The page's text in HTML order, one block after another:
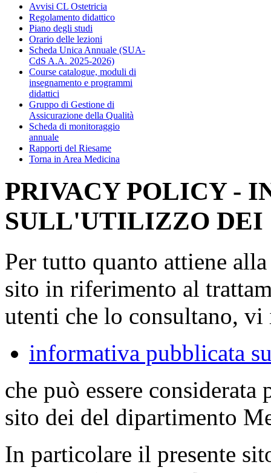
Avvisi CL Ostetricia
Regolamento didattico
Piano degli studi
Orario delle lezioni
Scheda Unica Annuale (SUA-
CdS A.A. 2025-2026)
Course catalogue, moduli di
insegnamento e programmi
didattici
Gruppo di Gestione di
Assicurazione della Qualità
Scheda di monitoraggio
annuale
Rapporti del Riesame
Torna in Area Medicina
PRIVACY POLICY -
SULL'UTILIZZO DEI
Per tutto quanto attiene
sito in riferimento al
utenti che lo consultano,
informativa pubblicata
che può essere
sito dei del dipartimento
In particolare il presente